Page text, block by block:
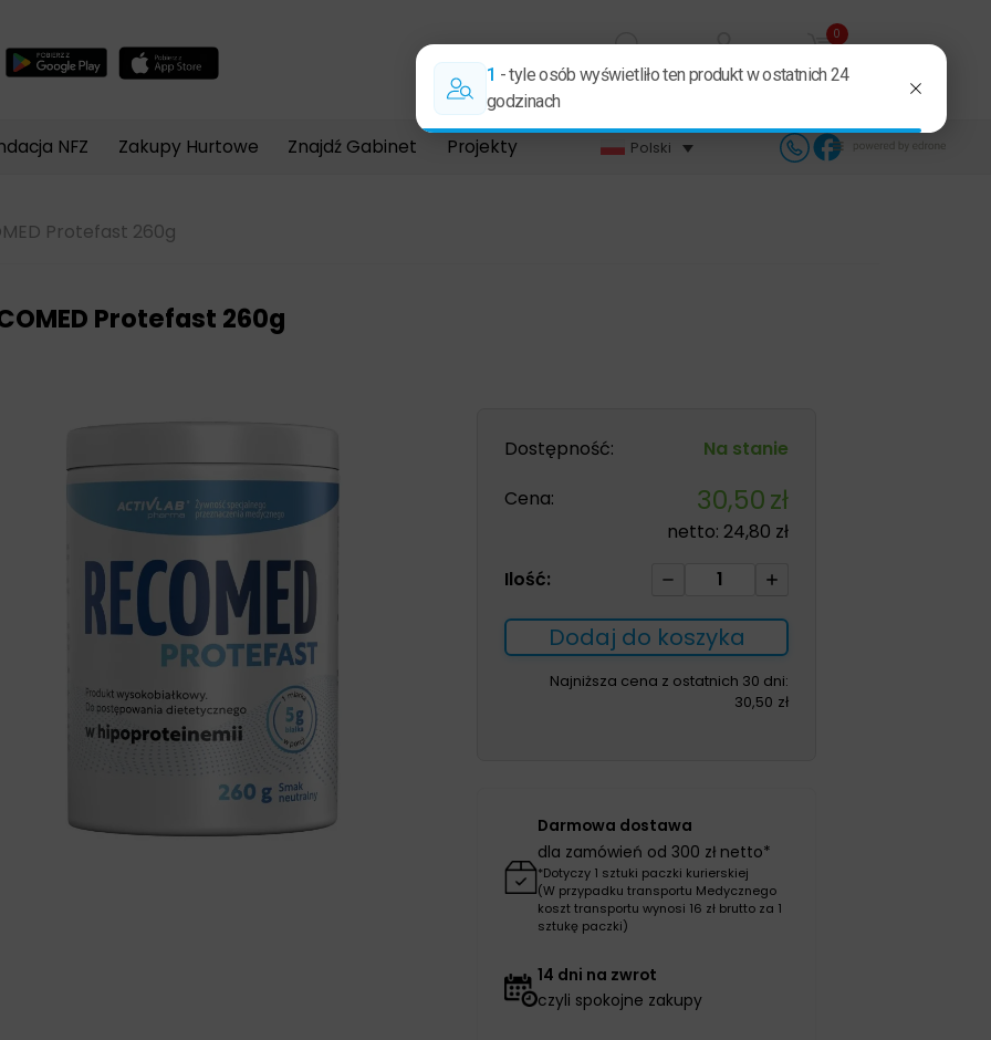
Szukaj Zaloguj się
0
Koszyk
NFZ Zakupy Hurtowe Znajdź Gabinet Projekty Polski
Protefast 260g
Protefast 260g
Dostępność:
Na stanie
Cena:
30,50zł
netto:24,80 zł
Ilość:
ilość
Protefast
260g
Dodaj do koszyka
Najniższa cena z ostatnich 30 dni:
30,50 zł
Darmowa dostawa
dla zamówień od 300 zł netto*
*Dotyczy 1 sztuki paczki kurierskiej
(W przypadku transportu Medycznego
koszt transportu wynosi 16 zł brutto za 1
sztukę paczki)
14 dni na zwrot
czyli spokojne zakupy